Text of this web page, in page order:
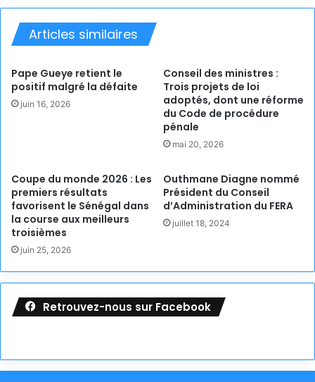
Articles similaires
Pape Gueye retient le
positif malgré la défaite
juin 16, 2026
Conseil des ministres :
Trois projets de loi
adoptés, dont une réforme
du Code de procédure
pénale
mai 20, 2026
Coupe du monde 2026 : Les
premiers résultats
favorisent le Sénégal dans
la course aux meilleurs
troisièmes
juin 25, 2026
Outhmane Diagne nommé
Président du Conseil
d’Administration du FERA
juillet 18, 2024
Retrouvez-nous sur Facebook